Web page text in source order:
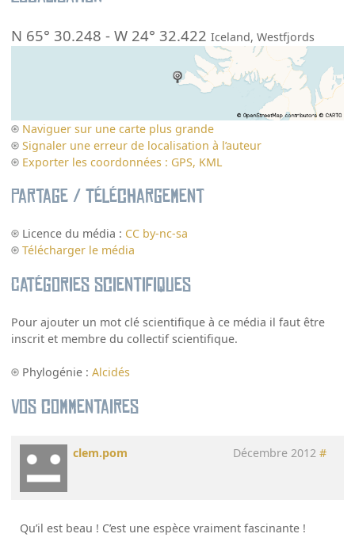
N 65° 30.248 -W 24° 32.422 Iceland,Westfjords
Naviguer sur une carte plus grande
Signaler une erreur de localisation à l’auteur
Exporter les coordonnées : GPS, KML
Partage / Téléchargement
Licence du média : CC by-nc-sa
Télécharger le média
Catégories scientifiques
Pour ajouter un mot clé scientifique à ce média il faut être
inscrit et membre du collectif scientifique.
Phylogénie :Alcidés
Vos commentaires
clem.pom Décembre 2012 #
Qu’il est beau ! C’est une espèce vraiment fascinante !